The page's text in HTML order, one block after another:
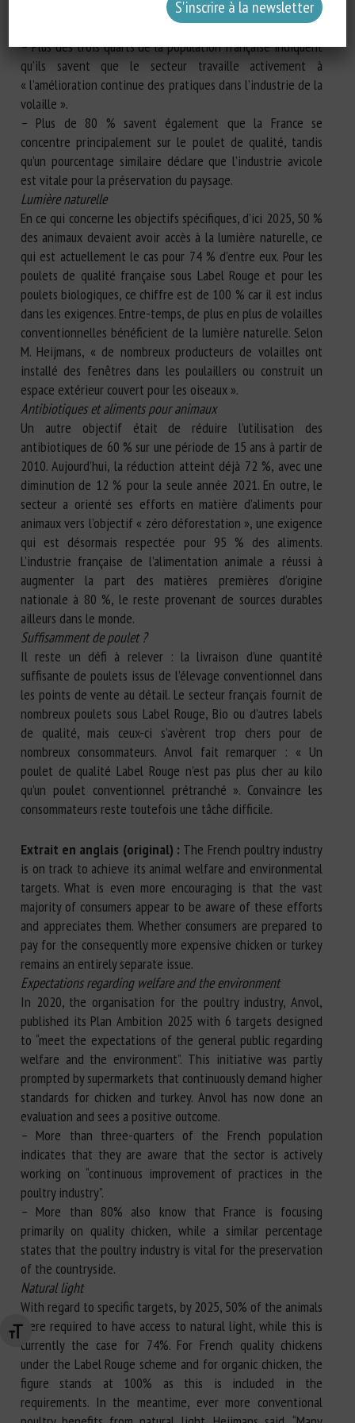
Changer la taille de la police
élevées pour le poulet et la dinde. Anvol a procédé à une
évaluation et constate un résultat positif.
– Plus des trois quarts de la population française indiquent
qu’ils savent que le secteur travaille activement à
« l’amélioration continue des pratiques dans l’industrie de la
volaille ».
– Plus de 80 % savent également que la France se
concentre principalement sur le poulet de qualité, tandis
qu’un pourcentage similaire déclare que l’industrie avicole
est vitale pour la préservation du paysage.
Lumière naturelle
En ce qui concerne les objectifs spécifiques, d’ici 2025, 50 %
des animaux devaient avoir accès à la lumière naturelle, ce
qui est actuellement le cas pour 74 % d’entre eux. Pour les
poulets de qualité française sous Label Rouge et pour les
poulets biologiques, ce chiffre est de 100 % car il est inclus
dans les exigences. Entre-temps, de plus en plus de volailles
conventionnelles bénéficient de la lumière naturelle. Selon
M. Heijmans, « de nombreux producteurs de volailles ont
installé des fenêtres dans les poulaillers ou construit un
espace extérieur couvert pour les oiseaux ».
Antibiotiques et aliments pour animaux
Un autre objectif était de réduire l’utilisation des
antibiotiques de 60 % sur une période de 15 ans à partir de
2010. Aujourd’hui, la réduction atteint déjà 72 %, avec une
diminution de 12 % pour la seule année 2021. En outre, le
secteur a orienté ses efforts en matière d’aliments pour
animaux vers l’objectif « zéro déforestation », une exigence
qui est désormais respectée pour 95 % des aliments.
L’industrie française de l’alimentation animale a réussi à
augmenter la part des matières premières d’origine
nationale à 80 %, le reste provenant de sources durables
ailleurs dans le monde.
Suffisamment de poulet ?
Il reste un défi à relever : la livraison d’une quantité
suffisante de poulets issus de l’élevage conventionnel dans
les points de vente au détail. Le secteur français fournit de
nombreux poulets sous Label Rouge, Bio ou d’autres labels
de qualité, mais ceux-ci s’avèrent trop chers pour de
nombreux consommateurs. Anvol fait remarquer : « Un
poulet de qualité Label Rouge n’est pas plus cher au kilo
qu’un poulet conventionnel prétranché ». Convaincre les
consommateurs reste toutefois une tâche difficile.
Extrait en anglais (original) : The French poultry industry
is on track to achieve its animal welfare and environmental
targets. What is even more encouraging is that the vast
majority of consumers appear to be aware of these efforts
and appreciates them. Whether consumers are prepared to
pay for the consequently more expensive chicken or turkey
remains an entirely separate issue.
Expectations regarding welfare and the environment
In 2020, the organisation for the poultry industry, Anvol,
published its Plan Ambition 2025 with 6 targets designed
to “meet the expectations of the general public regarding
welfare and the environment”. This initiative was partly
prompted by supermarkets that continuously demand higher
standards for chicken and turkey. Anvol has now done an
evaluation and sees a positive outcome.
– More than three-quarters of the French population
indicates that they are aware that the sector is actively
working on “continuous improvement of practices in the
poultry industry”.
– More than 80% also know that France is focusing
primarily on quality chicken, while a similar percentage
states that the poultry industry is vital for the preservation
of the countryside.
Natural light
With regard to specific targets, by 2025, 50% of the animals
were required to have access to natural light, while this is
currently the case for 74%. For French quality chickens
under the Label Rouge scheme and for organic chicken, the
figure stands at 100% as this is included in the
requirements. In the meantime, ever more conventional